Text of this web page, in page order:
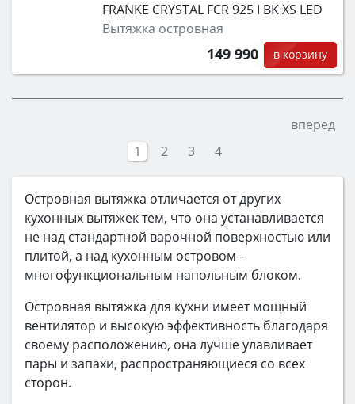
FRANKE CRYSTAL FCR 925 I BK XS LED
Вытяжка островная
149 990 в корзину
вперед
1
2 3 4
Островная вытяжка отличается от других
кухонных вытяжек тем, что она устанавливается
не над стандартной варочной поверхностью или
плитой, а над кухонным островом -
многофункциональным напольным блоком.
Островная вытяжка для кухни имеет мощный
вентилятор и высокую эффективность благодаря
своему расположению, она лучше улавливает
пары и запахи, распространяющиеся со всех
сторон.